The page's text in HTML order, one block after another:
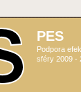
PES
Podpora
sféry 2009 -